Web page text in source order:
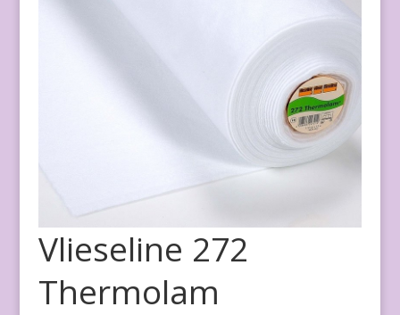
Vlieseline 272
Thermolam